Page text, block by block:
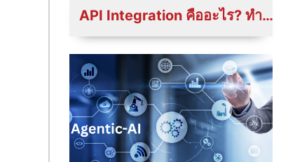
API Integration คืออะไร? ทำไมธุรกิจยุคใหม่ถึงต้องเข้าใจ